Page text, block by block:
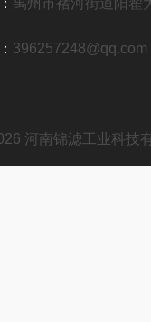
禹州市褚河街道阳翟
396257248@qq.com
河南锦滤工业科技